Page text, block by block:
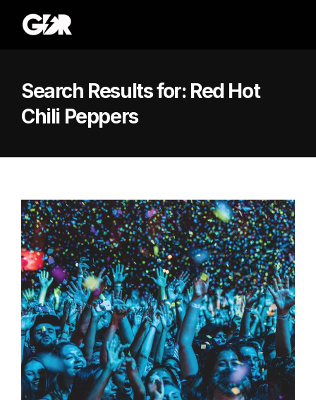
Search Results for: Red Hot
Chili Peppers